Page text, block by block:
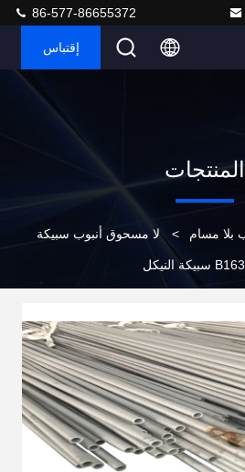
86-577-86655372
إقتباس
المنتجات
بلا مسام > لا مسحوق أنبوب سبيكة